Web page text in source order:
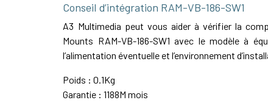
Conseil d’intégration RAM-VB-186-SW1
A3 Multimedia peut vous aider à vérifier la
Mounts RAM-VB-186-SW1 avec le modèle à
l’alimentation éventuelle et l’environnement
Poids : 0.1Kg
Garantie : 1188M mois